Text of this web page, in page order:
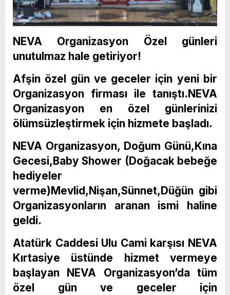
NEVA Organizasyon Özel günleri
unutulmaz hale getiriyor!
Afşin özel gün ve geceler için yeni bir
Organizasyon firması ile tanıştı.NEVA
Organizasyon en özel günlerinizi
ölümsüzleştirmek için hizmete başladı.
NEVA Organizasyon, Doğum Günü,Kına
Gecesi,Baby Shower (Doğacak bebeğe
hediyeler
verme)Mevlid,Nişan,Sünnet,Düğün gibi
Organizasyonların aranan ismi haline
geldi.
Atatürk Caddesi Ulu Cami karşısı NEVA
Kırtasiye üstünde hizmet vermeye
başlayan NEVA Organizasyon’da tüm
özel gün ve geceler için